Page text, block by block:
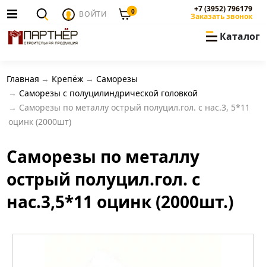
ВОЙТИ 0 +7 (3952) 796179
Заказать звонок
Каталог
Главная Крепёж
Саморезы
Саморезы с полуцилиндрической головкой
Саморезы по металлу острый полуцил.гол. с нас.3, 5*11
оцинк (2000шт)
Саморезы по металлу
острый полуцил.гол. с
нас.3,5*11 оцинк (2000шт.)